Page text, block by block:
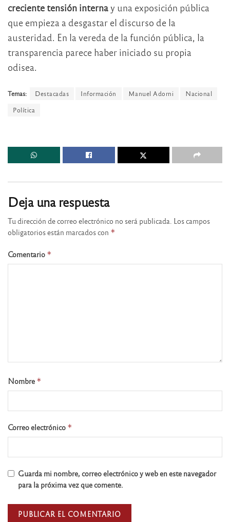
creciente tensión internay una exposición pública
que empieza a desgastar el discurso de la
austeridad. En la vereda de la función pública, la
transparencia parece haber iniciado su propia
odisea.
Temas: Destacadas Información Manuel Adorni
Nacional
Política
Deja una respuesta
Tu dirección de correo electrónico no será publicada. Los campos
obligatorios están marcados con *
Comentario *
Nombre *
Correo electrónico *
Guarda mi nombre, correo electrónico y web en este navegador
para la próxima vez que comente.